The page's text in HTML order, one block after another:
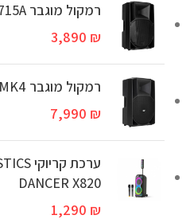
רמקול מוגבר RCF ART 715A
3,890 ₪
‏רמקול מוגבר RCF ART 745-A MK4
7,990 ₪
DANCER X820
1,290 ₪